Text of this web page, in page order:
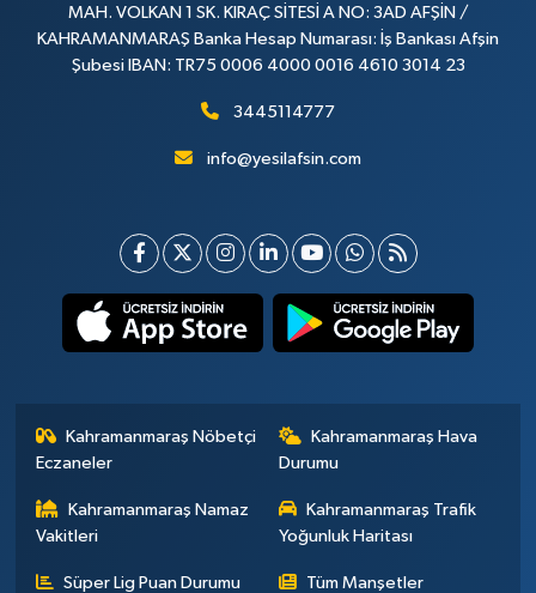
MAH. VOLKAN 1 SK. KIRAÇ SİTESİ A NO: 3AD AFŞİN /
KAHRAMANMARAŞ Banka Hesap Numarası: İş Bankası Afşin
Şubesi IBAN: TR75 0006 4000 0016 4610 3014 23
3445114777
info@yesilafsin.com
Kahramanmaraş Nöbetçi
Eczaneler
Kahramanmaraş Hava
Durumu
Kahramanmaraş Namaz
Vakitleri
Kahramanmaraş Trafik
Yoğunluk Haritası
Süper Lig Puan Durumu Tüm Manşetler